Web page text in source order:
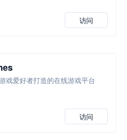
访问
戏爱好者打造的在线游戏平台
访问